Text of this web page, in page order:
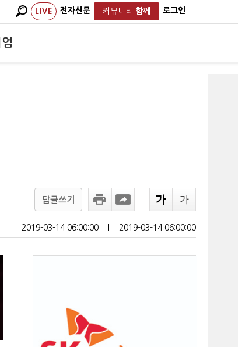
LIVE 전자신문 커뮤니티 함께 로그인
답글쓰기
2019-03-14 06:00:00 2019-03-14 06:00:00